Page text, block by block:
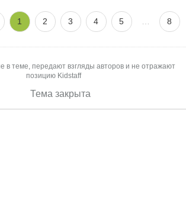
1 2 3 4 5 8
в теме, передают взгляды авторов и не отражают
позицию Kidstaff
Тема закрыта